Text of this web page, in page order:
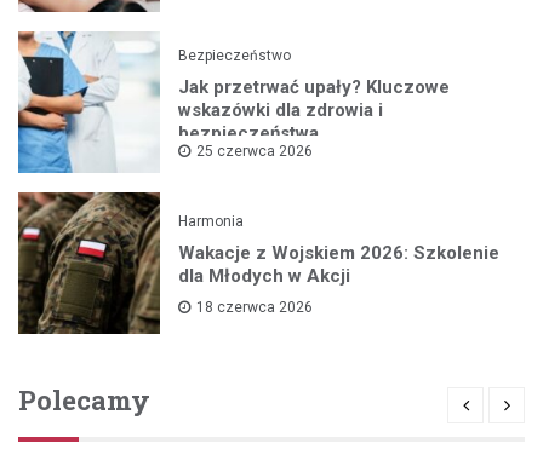
Bezpieczeństwo
Jak przetrwać upały? Kluczowe
wskazówki dla zdrowia i
bezpieczeństwa
25 czerwca 2026
Harmonia
Wakacje z Wojskiem 2026: Szkolenie
dla Młodych w Akcji
18 czerwca 2026
Polecamy